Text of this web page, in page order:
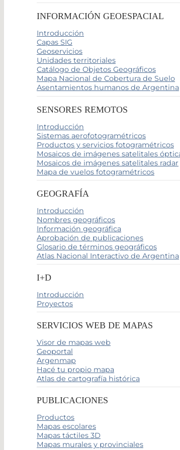
INFORMACIÓN GEOESPACIAL
Introducción
Capas SIG
Geoservicios
Unidades territoriales
Catálogo de Objetos Geográficos
Mapa Nacional de Cobertura de Suelo
Asentamientos humanos de Argentina
SENSORES REMOTOS
Introducción
Sistemas aerofotogramétricos
Productos y servicios fotogramétricos
Mosaicos de imágenes satelitales
Mosaicos de imágenes satelitales radar
Mapa de vuelos fotogramétricos
GEOGRAFÍA
Introducción
Nombres geográficos
Información geográfica
Aprobación de publicaciones
Glosario de términos geográficos
Atlas Nacional Interactivo de Argentina
I+D
Introducción
Proyectos
SERVICIOS WEB DE MAPAS
Visor de mapas web
Geoportal
Argenmap
Hacé tu propio mapa
Atlas de cartografía histórica
PUBLICACIONES
Productos
Mapas escolares
Mapas táctiles 3D
Mapas murales y provinciales